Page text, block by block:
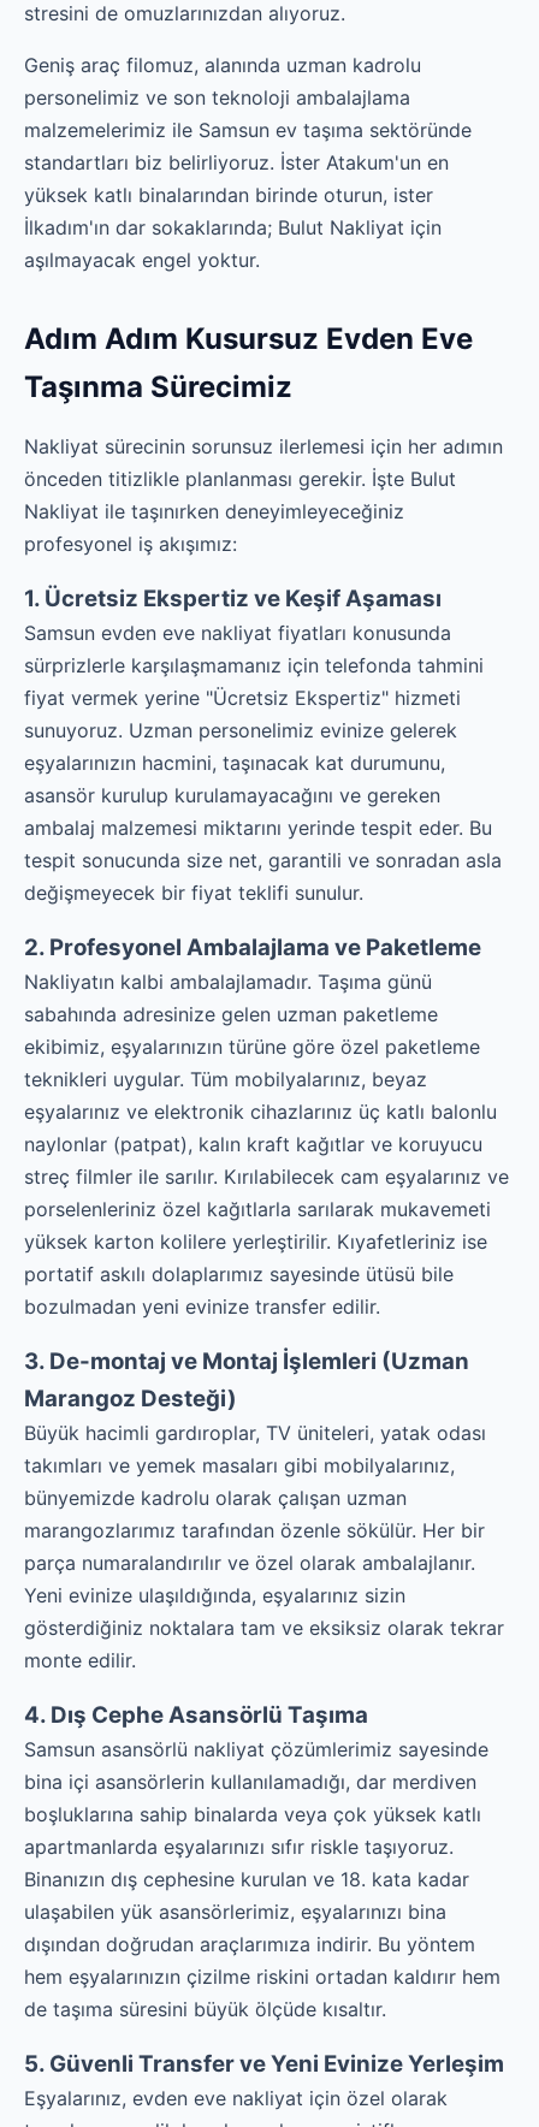
stresini de omuzlarınızdan alıyoruz.
Geniş araç filomuz, alanında uzman kadrolu
personelimiz ve son teknoloji ambalajlama
malzemelerimiz ile Samsun ev taşıma sektöründe
standartları biz belirliyoruz. İster Atakum'un en
yüksek katlı binalarından birinde oturun, ister
İlkadım'ın dar sokaklarında; Bulut Nakliyat için
aşılmayacak engel yoktur.
Adım Adım Kusursuz Evden Eve
Taşınma Sürecimiz
Nakliyat sürecinin sorunsuz ilerlemesi için her adımın
önceden titizlikle planlanması gerekir. İşte Bulut
Nakliyat ile taşınırken deneyimleyeceğiniz
profesyonel iş akışımız:
1. Ücretsiz Ekspertiz ve Keşif Aşaması
Samsun evden eve nakliyat fiyatları konusunda
sürprizlerle karşılaşmamanız için telefonda tahmini
fiyat vermek yerine "Ücretsiz Ekspertiz" hizmeti
sunuyoruz. Uzman personelimiz evinize gelerek
eşyalarınızın hacmini, taşınacak kat durumunu,
asansör kurulup kurulamayacağını ve gereken
ambalaj malzemesi miktarını yerinde tespit eder. Bu
tespit sonucunda size net, garantili ve sonradan asla
değişmeyecek bir fiyat teklifi sunulur.
2. Profesyonel Ambalajlama ve Paketleme
Nakliyatın kalbi ambalajlamadır. Taşıma günü
sabahında adresinize gelen uzman paketleme
ekibimiz, eşyalarınızın türüne göre özel paketleme
teknikleri uygular. Tüm mobilyalarınız, beyaz
eşyalarınız ve elektronik cihazlarınız üç katlı balonlu
naylonlar (patpat), kalın kraft kağıtlar ve koruyucu
streç filmler ile sarılır. Kırılabilecek cam eşyalarınız ve
porselenleriniz özel kağıtlarla sarılarak mukavemeti
yüksek karton kolilere yerleştirilir. Kıyafetleriniz ise
portatif askılı dolaplarımız sayesinde ütüsü bile
bozulmadan yeni evinize transfer edilir.
3. De-montaj ve Montaj İşlemleri (Uzman
Marangoz Desteği)
Büyük hacimli gardıroplar, TV üniteleri, yatak odası
takımları ve yemek masaları gibi mobilyalarınız,
bünyemizde kadrolu olarak çalışan uzman
marangozlarımız tarafından özenle sökülür. Her bir
parça numaralandırılır ve özel olarak ambalajlanır.
Yeni evinize ulaşıldığında, eşyalarınız sizin
gösterdiğiniz noktalara tam ve eksiksiz olarak tekrar
monte edilir.
4. Dış Cephe Asansörlü Taşıma
Samsun asansörlü nakliyat çözümlerimiz sayesinde
bina içi asansörlerin kullanılamadığı, dar merdiven
boşluklarına sahip binalarda veya çok yüksek katlı
apartmanlarda eşyalarınızı sıfır riskle taşıyoruz.
Binanızın dış cephesine kurulan ve 18. kata kadar
ulaşabilen yük asansörlerimiz, eşyalarınızı bina
dışından doğrudan araçlarımıza indirir. Bu yöntem
hem eşyalarınızın çizilme riskini ortadan kaldırır hem
de taşıma süresini büyük ölçüde kısaltır.
5. Güvenli Transfer ve Yeni Evinize Yerleşim
Eşyalarınız, evden eve nakliyat için özel olarak